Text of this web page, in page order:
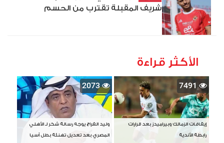
شريف المقبلة تقترب من الحسم
الأكثر قراءة
7491
إيقافات الزمالك وبيراميدز بعد قرارات
رابطة الأندية
2073
وليد الفراج يوجه رسالة شكر لـ الأهلي
المصري بعد تعديل تهنئة بطل آسيا